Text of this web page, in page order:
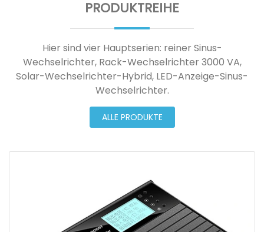
PRODUKTREIHE
Hier sind vier Hauptserien: reiner Sinus-
Wechselrichter, Rack-Wechselrichter 3000 VA,
Solar-Wechselrichter-Hybrid, LED-Anzeige-Sinus-
Wechselrichter.
ALLE PRODUKTE